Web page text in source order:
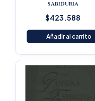
sabiduria
$423.588
Añadir al carrito
Original
$314.900.